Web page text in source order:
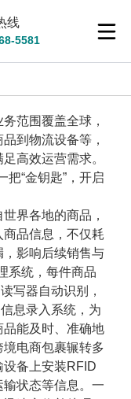
线
5581
范围覆盖全球，
到物流设备等，
高效运营需求。
把“金钥匙”，开启
界各地的商品，
品信息，不仅耗
影响后续销售与
系统 ，每件商品
写器自动识别，
息录入系统，为
品能及时、准确地
电商包裹辗转多
设备上安装RFID
状态等信息。一